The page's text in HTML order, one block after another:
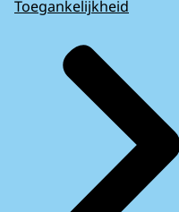
Toegankelijkheid